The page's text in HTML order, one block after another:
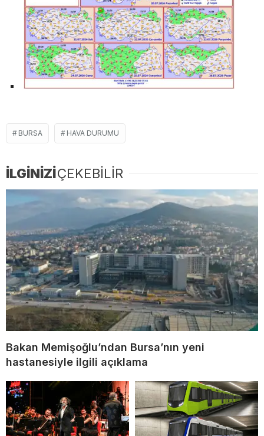
BURSA HAVA DURUMU
İLGİNİZİÇEKEBİLİR
Bakan Memişoğlu’ndan Bursa’nın yeni
hastanesiyle ilgili açıklama